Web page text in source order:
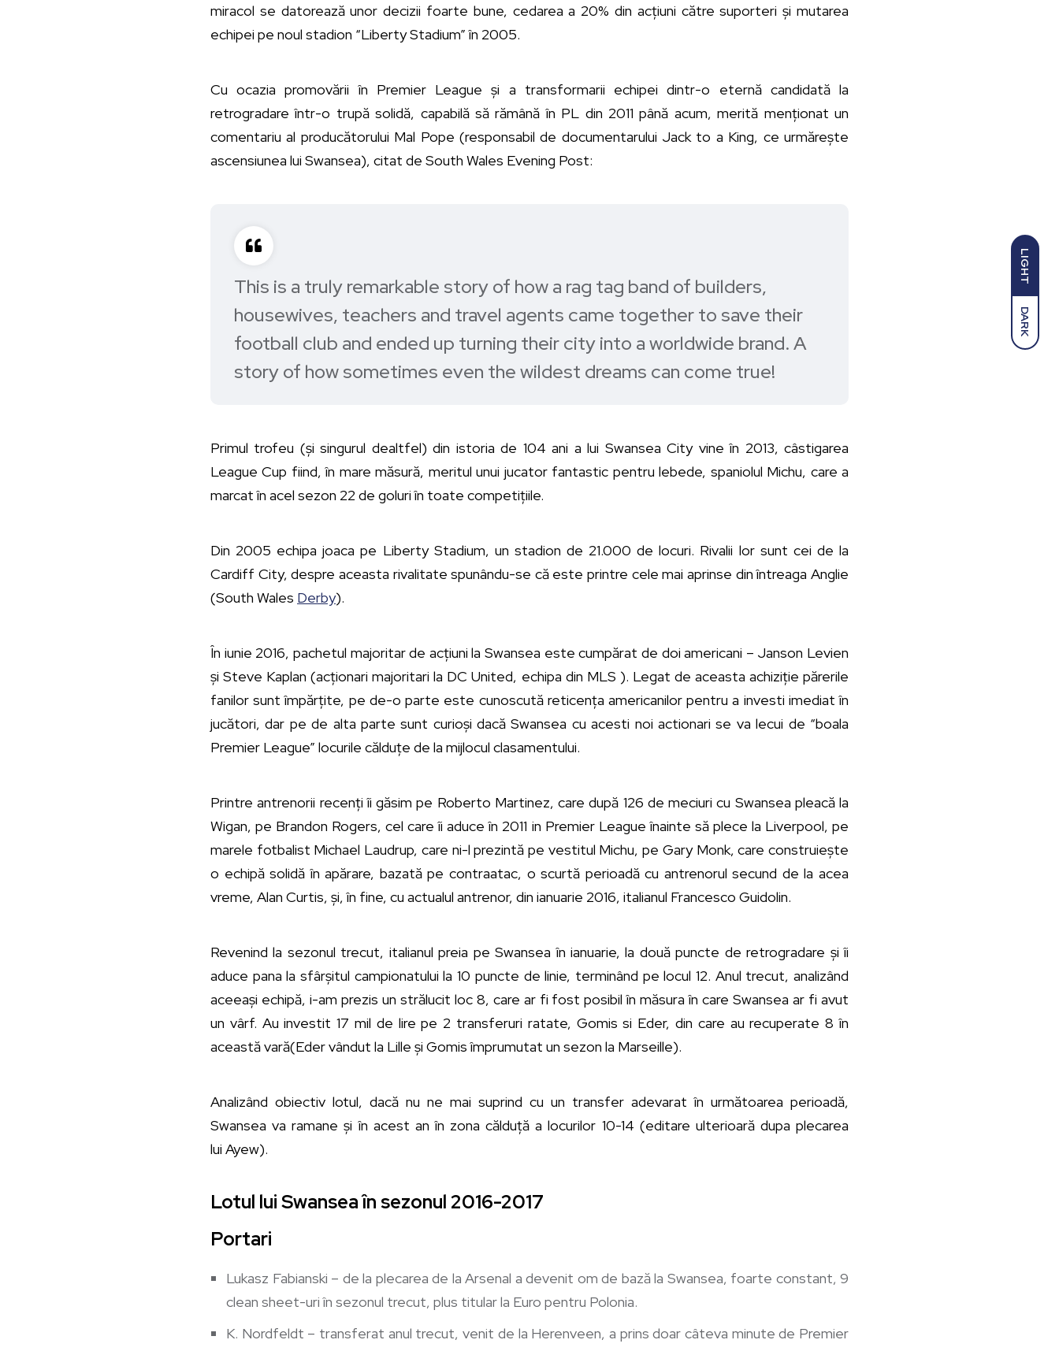
LIGHT
DARK
miracol se datorează unor decizii foarte bune, cedarea a 20% din acțiuni către suporteri și mutarea
echipei pe noul stadion “Liberty Stadium” în 2005.
Cu ocazia promovării în Premier League și a transformarii echipei dintr-o eternă candidată la
retrogradare într-o trupă solidă, capabilă să rămână în PL din 2011 până acum, merită menționat un
comentariu al producătorului Mal Pope (responsabil de documentarului Jack to a King, ce urmărește
ascensiunea lui Swansea), citat de South Wales Evening Post:
This is a truly remarkable story of how a rag tag band of builders,
housewives, teachers and travel agents came together to save their
football club and ended up turning their city into a worldwide brand. A
story of how sometimes even the wildest dreams can come true!
Primul trofeu (și singurul dealtfel) din istoria de 104 ani a lui Swansea City vine în 2013, câstigarea
League Cup fiind, în mare măsură, meritul unui jucator fantastic pentru lebede, spaniolul Michu, care a
marcat în acel sezon 22 de goluri în toate competițiile.
Din 2005 echipa joaca pe Liberty Stadium, un stadion de 21.000 de locuri. Rivalii lor sunt cei de la
Cardiff City, despre aceasta rivalitate spunându-se că este printre cele mai aprinse din întreaga Anglie
(South Wales Derby).
În iunie 2016, pachetul majoritar de acțiuni la Swansea este cumpărat de doi americani – Janson Levien
și Steve Kaplan (acționari majoritari la DC United, echipa din MLS ). Legat de aceasta achiziție părerile
fanilor sunt împărțite, pe de-o parte este cunoscută reticența americanilor pentru a investi imediat în
jucători, dar pe de alta parte sunt curioși dacă Swansea cu acesti noi actionari se va lecui de “boala
Premier League” locurile călduțe de la mijlocul clasamentului.
Printre antrenorii recenți îi găsim pe Roberto Martinez, care după 126 de meciuri cu Swansea pleacă la
Wigan, pe Brandon Rogers, cel care îi aduce în 2011 in Premier League înainte să plece la Liverpool, pe
marele fotbalist Michael Laudrup, care ni-l prezintă pe vestitul Michu, pe Gary Monk, care construiește
o echipă solidă în apărare, bazată pe contraatac, o scurtă perioadă cu antrenorul secund de la acea
vreme, Alan Curtis, și, în fine, cu actualul antrenor, din ianuarie 2016, italianul Francesco Guidolin.
Revenind la sezonul trecut, italianul preia pe Swansea în ianuarie, la două puncte de retrogradare și îi
aduce pana la sfârșitul campionatului la 10 puncte de linie, terminând pe locul 12. Anul trecut, analizând
aceeași echipă, i-am prezis un strălucit loc 8, care ar fi fost posibil în măsura în care Swansea ar fi avut
un vârf. Au investit 17 mil de lire pe 2 transferuri ratate, Gomis si Eder, din care au recuperate 8 în
această vară(Eder vândut la Lille și Gomis împrumutat un sezon la Marseille).
Analizând obiectiv lotul, dacă nu ne mai suprind cu un transfer adevarat în următoarea perioadă,
Swansea va ramane și în acest an în zona călduță a locurilor 10-14 (editare ulterioară dupa plecarea
lui Ayew).
Lotul lui Swansea în sezonul 2016-2017
Portari
Lukasz Fabianski – de la plecarea de la Arsenal a devenit om de bază la Swansea, foarte constant, 9
clean sheet-uri în sezonul trecut, plus titular la Euro pentru Polonia.
K. Nordfeldt – transferat anul trecut, venit de la Herenveen, a prins doar câteva minute de Premier